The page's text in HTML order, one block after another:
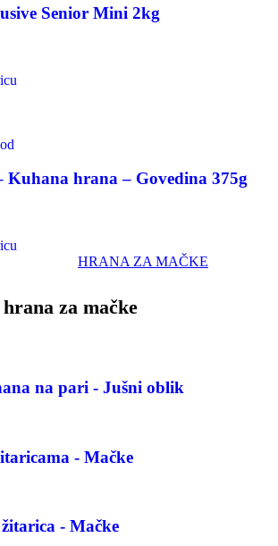
Senior Mini 2kg
Kuhana hrana – Govedina 375g
HRANA ZA MAČKE
za mačke
na pari - Jušni oblik
- Mačke
- Mačke